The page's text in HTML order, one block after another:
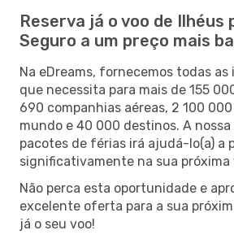
Reserva já o voo de Ilhéus
Seguro a um preço mais
Na eDreams, fornecemos todas
que necessita para mais de 155
690 companhias aéreas, 2 100
mundo e 40 000 destinos. A
pacotes de férias irá ajudá-lo(a) a
significativamente na sua próxima
Não perca esta oportunidade e
excelente oferta para a sua
já o seu voo!